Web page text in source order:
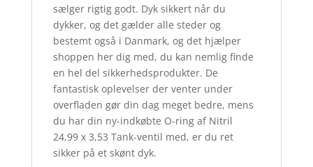
sælger rigtig godt. Dyk sikkert når du
dykker, og det gælder alle steder og
bestemt også i Danmark, og det hjælper
shoppen her dig med, du kan nemlig finde
en hel del sikkerhedsprodukter. De
fantastisk oplevelser der venter under
overfladen gør din dag meget bedre, mens
du har din ny-indkøbte O-ring af Nitril
24,99 x 3,53 Tank-ventil med, er du ret
sikker på et skønt dyk.